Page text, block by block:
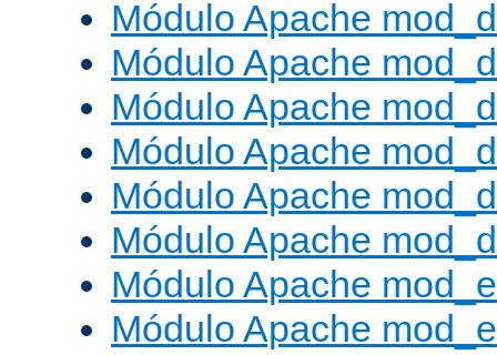
Módulo Apache
Módulo Apache
Módulo Apache
Módulo Apache
Módulo Apache
Módulo Apache
Módulo Apache
Módulo Apache